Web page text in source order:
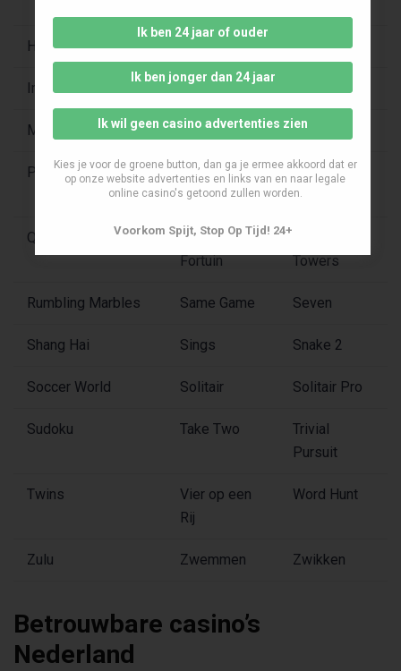
Heart Beat Home Run Ice Age
Imperator Kniffler Magic Rings
Midget Golf Montezuma Pirates
Pyramid Quiz Maniac
Quiz Pro
Master
Quiz Show
Rad van
Fortuin
Towers
Rumbling Marbles Same Game Seven
Shang Hai Sings Snake 2
Soccer World Solitair Solitair Pro
Sudoku Take Two
Trivial
Pursuit
Twins
Vier op een
Rij
Word Hunt
Zulu Zwemmen Zwikken
Betrouwbare casino’s
Nederland
Kies je voor de groene button, dan ga je ermee akkoord dat er
op onze website advertenties en links van en naar legale
online casino's getoond zullen worden.
Voorkom Spijt, Stop Op Tijd! 24+
Ik ben 24 jaar of ouder
Ik ben jonger dan 24 jaar
Ik wil geen casino advertenties zien